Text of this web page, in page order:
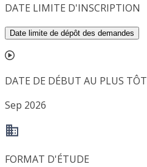
DATE LIMITE D'INSCRIPTION
Date limite de dépôt des demandes
DATE DE DÉBUT AU PLUS TÔT
Sep 2026
FORMAT D'ÉTUDE